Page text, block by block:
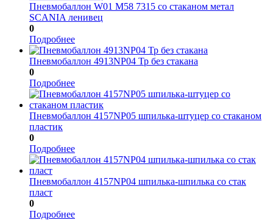
Пневмобаллон W01 M58 7315 со стаканом метал
SCANIA ленивец
0
Подробнее
Пневмобаллон 4913NP04 Тр без стакана
0
Подробнее
Пневмобаллон 4157NP05 шпилька-штуцер со стаканом
пластик
0
Подробнее
Пневмобаллон 4157NP04 шпилька-шпилька со стак
пласт
0
Подробнее